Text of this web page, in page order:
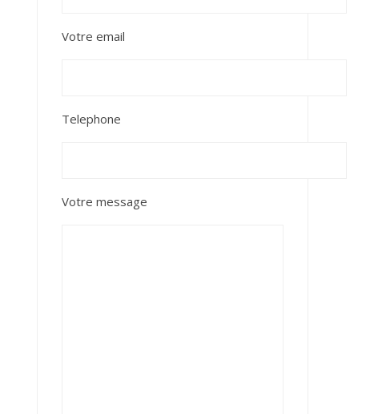
Votre email
Telephone
Votre message